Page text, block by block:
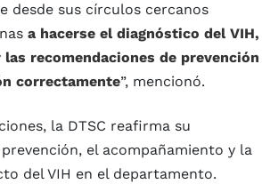
desde sus círculos cercanos
a hacerse el diagnóstico del VIH,
recomendaciones de prevención
correctamente”, mencionó.
la DTSC reafirma su
el acompañamiento y la
del VIH en el departamento.